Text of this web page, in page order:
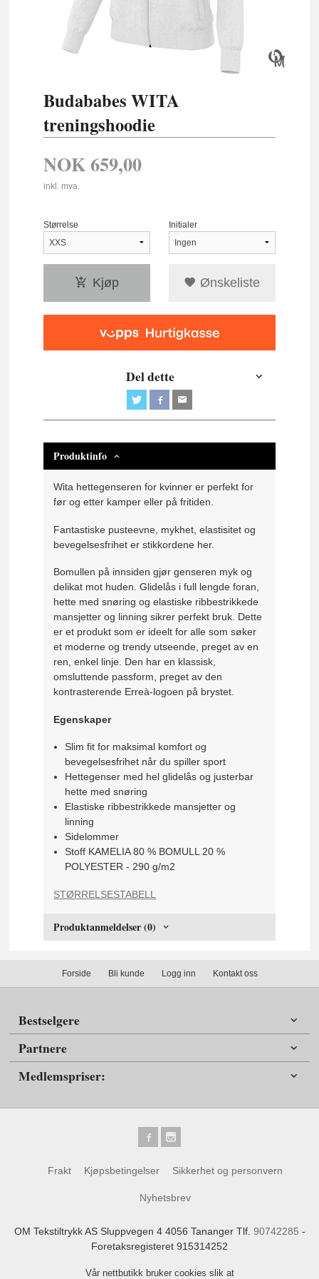
Budababes WITA
treningshoodie
NOK659,00
inkl. mva.
Størrelse Initialer
Kjøp Ønskeliste
Del dette
Produktinfo
Wita hettegenseren for kvinner er perfekt for
før og etter kamper eller på fritiden.
Fantastiske pusteevne, mykhet, elastisitet og
bevegelsesfrihet er stikkordene her.
Bomullen på innsiden gjør genseren myk og
delikat mot huden. Glidelås i full lengde foran,
hette med snøring og elastiske ribbestrikkede
mansjetter og linning sikrer perfekt bruk. Dette
er et produkt som er ideelt for alle som søker
et moderne og trendy utseende, preget av en
ren, enkel linje. Den har en klassisk,
omsluttende passform, preget av den
kontrasterende Erreà-logoen på brystet.
Egenskaper
Slim fit for maksimal komfort og
bevegelsesfrihet når du spiller sport
Hettegenser med hel glidelås og justerbar
hette med snøring
Elastiske ribbestrikkede mansjetter og
linning
Sidelommer
Stoff KAMELIA 80 % BOMULL 20 %
POLYESTER - 290 g/m2
STØRRELSESTABELL
Produktanmeldelser (0)
Forside Bli kunde Logg inn Kontakt oss
Bestselgere
Partnere
Medlemspriser:
Frakt Kjøpsbetingelser Sikkerhet og personvern
Nyhetsbrev
OM Tekstiltrykk AS Sluppvegen 4 4056 Tananger Tlf. 90742285 -
Foretaksregisteret 915314252
Vår nettbutikk bruker cookies slik at